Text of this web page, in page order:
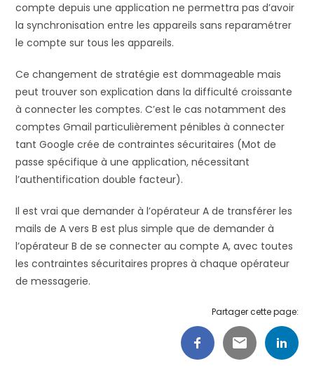
compte depuis une application ne permettra pas d’avoir
la synchronisation entre les appareils sans reparamétrer
le compte sur tous les appareils.
Ce changement de stratégie est dommageable mais
peut trouver son explication dans la difficulté croissante
à connecter les comptes. C’est le cas notamment des
comptes Gmail particulièrement pénibles à connecter
tant Google crée de contraintes sécuritaires (Mot de
passe spécifique à une application, nécessitant
l’authentification double facteur).
Il est vrai que demander à l’opérateur A de transférer les
mails de A vers B est plus simple que de demander à
l’opérateur B de se connecter au compte A, avec toutes
les contraintes sécuritaires propres à chaque opérateur
de messagerie.
Partager cette page: